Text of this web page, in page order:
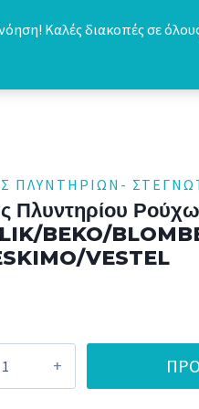
Καλές διακοπές σε
ΠΛΥΝΤΗΡΊΩΝ-
Πλυντηρίου
BEKO/
VESTEL